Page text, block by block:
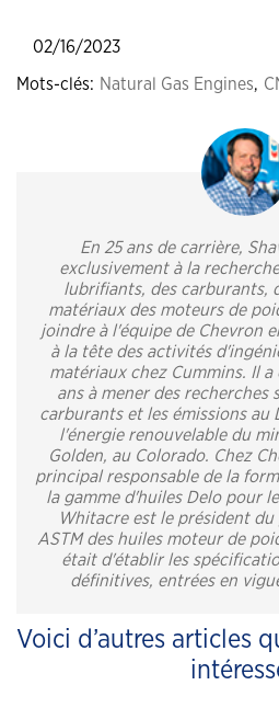
02/16/2023
Mots-clés: Natural Gas Engines,
En 25 ans de carrière,
exclusivement à la
lubrifiants, des carburants,
matériaux des moteurs de
joindre à l'équipe de Chevron
à la tête des activités
matériaux chez Cummins. Il a
ans à mener des recherches
carburants et les émissions au
l'énergie renouvelable du
Golden, au Colorado. Chez
principal responsable de la
la gamme d'huiles Delo pour
Whitacre est le président du
ASTM des huiles moteur de
était d'établir les
définitives, entrées en
Voici d’autres articles